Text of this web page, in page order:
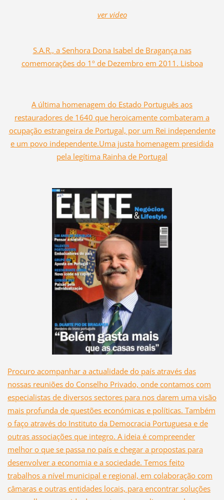
ver video
S.A.R., a Senhora Dona Isabel de Bragança nas
comemorações do 1º de Dezembro em 2011. Lisboa
A última homenagem do Estado Português aos
restauradores de 1640 que heroicamente combateram a
ocupação estrangeira de Portugal, por um Rei independente
e um povo independente.Uma justa homenagem presidida
pela legítima Rainha de Portugal
Procuro acompanhar a actualidade do país através das
nossas reuniões do Conselho Privado, onde contamos com
especialistas de diversos sectores para nos darem uma visão
mais profunda de questões económicas e políticas. Também
o faço através do Instituto da Democracia Portuguesa e de
outras associações que integro. A ideia é compreender
melhor o que se passa no país e chegar a propostas para
desenvolver a economia e a sociedade. Temos feito
trabalhos a nível municipal e regional, em colaboração com
câmaras e outras entidades locais, para encontrar soluções